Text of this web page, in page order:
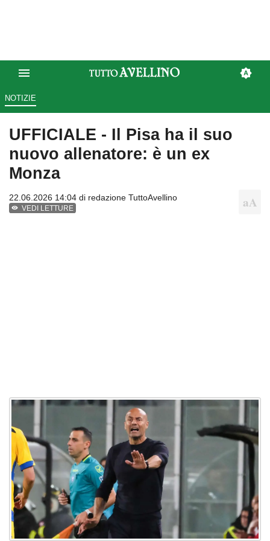
NOTIZIE
UFFICIALE - Il Pisa ha il suo
nuovo allenatore: è un ex
Monza
22.06.2026 14:04 di redazione TuttoAvellino
VEDI LETTURE